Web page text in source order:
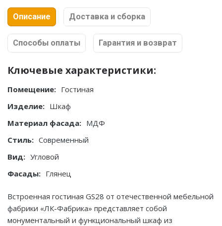
Описание Доставка и сборка
Способы оплаты Гарантия и возврат
Ключевые характеристики:
Помещение: Гостиная
Изделие: Шкаф
Материал фасада: МДФ
Стиль: Современный
Вид: Угловой
Фасады: Глянец
Встроенная гостиная GS28 от отечественной мебельной
фабрики «ЛК-Фабрика» представляет собой
монументальный и функциональный шкаф из